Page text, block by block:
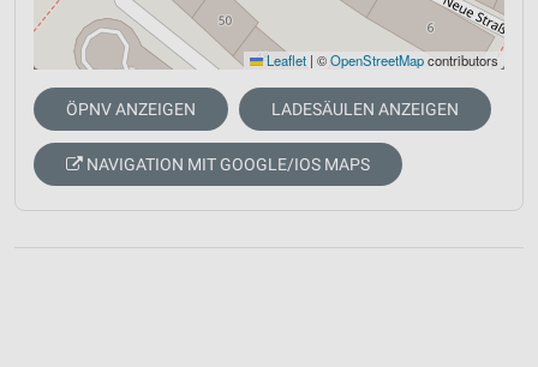
Leaflet | ©OpenStreetMapcontributors
ÖPNV ANZEIGEN LADESÄULEN ANZEIGEN
NAVIGATION MIT GOOGLE/IOS MAPS